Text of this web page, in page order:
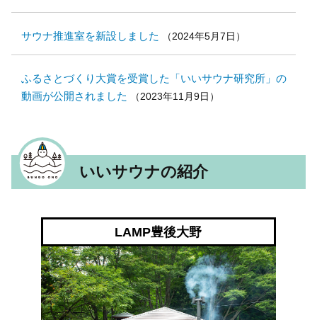
サウナ推進室を新設しました （ 2024年5月7日 ）
ふるさとづくり大賞を受賞した「いいサウナ研究所」の
動画が公開されました
（ 2023年11月9日 ）
サウナのまち豊後大野ロゴマークの使用について
（2022年4月26日）
いいサウナの紹介
LAMP豊後大野